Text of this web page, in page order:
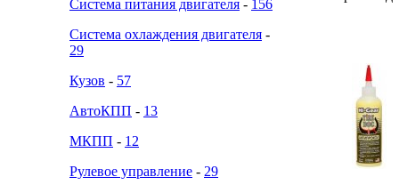
Система питания двигателя - 156
Система охлаждения двигателя -
29
Кузов - 57
АвтоКПП - 13
МКПП - 12
Рулевое управление - 29